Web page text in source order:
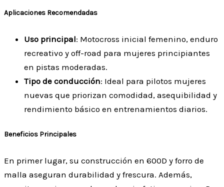
Aplicaciones Recomendadas
Uso principal: Motocross inicial femenino, enduro
recreativo y off-road para mujeres principiantes
en pistas moderadas.
Tipo de conducción: Ideal para pilotos mujeres
nuevas que priorizan comodidad, asequibilidad y
rendimiento básico en entrenamientos diarios.
Beneficios Principales
En primer lugar, su construcción en 600D y forro de
malla aseguran durabilidad y frescura. Además,